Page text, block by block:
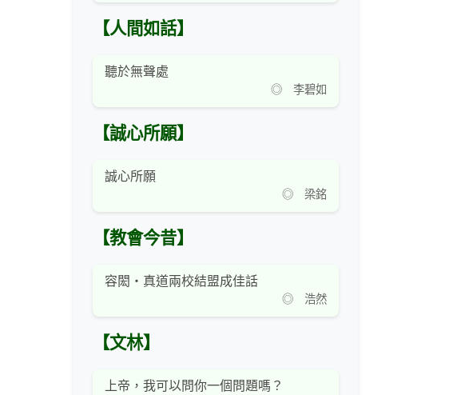
【人間如話】
聽於無聲處
◎ 李碧如
【誠心所願】
誠心所願
◎ 梁銘
【教會今昔】
容閎‧真道兩校結盟成佳話
◎ 浩然
【文林】
上帝，我可以問你一個問題嗎？